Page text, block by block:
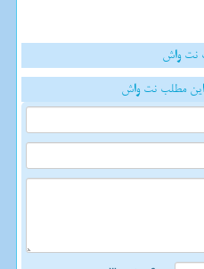
نت واش
این مطلب نت واش